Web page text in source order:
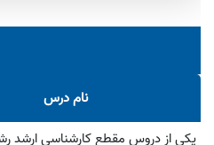
نام درس
یکی از دروس مقطع کارشناسی ارشد